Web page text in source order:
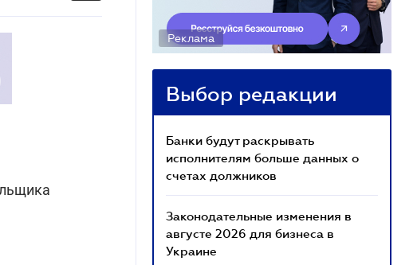
Реклама
Выбор редакции
Банки будут раскрывать
исполнителям больше данных о
счетах должников
Законодательные изменения в
августе 2026 для бизнеса в
Украине